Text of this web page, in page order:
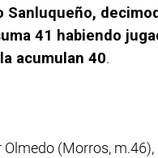
41 habiendo
acumulan 40.
(Morros,